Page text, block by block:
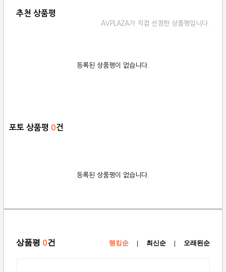
추천 상품평
AVPLAZA가 직접 선정한 상품평입니다.
등록된 상품평이 없습니다.
포토 상품평 0건
등록된 상품평이 없습니다.
상품평 0건 랭킹순 | 최신순 | 오래된순